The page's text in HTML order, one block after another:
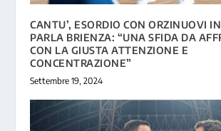
CANTU’, ESORDIO CON ORZINUOVI
PARLA BRIENZA: “UNA SFIDA DA
CON LA GIUSTA ATTENZIONE E
CONCENTRAZIONE”
Settembre 19, 2024